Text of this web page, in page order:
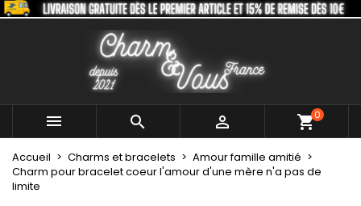
   shopping_cart0
Accueil Charms et bracelets
Amour famille amitié
Charm pour bracelet coeur l'amour d'une mère n'a pas de
limite
Mes listes ×
Créer une nouvelle liste
Créer une liste d'envies ×
Nom de la liste d'envies
Annuler Créer une liste d'envies
Connexion ×
Vous devez être connecté pour ajouter des produits
à votre liste d'envies.
Annuler Connexion